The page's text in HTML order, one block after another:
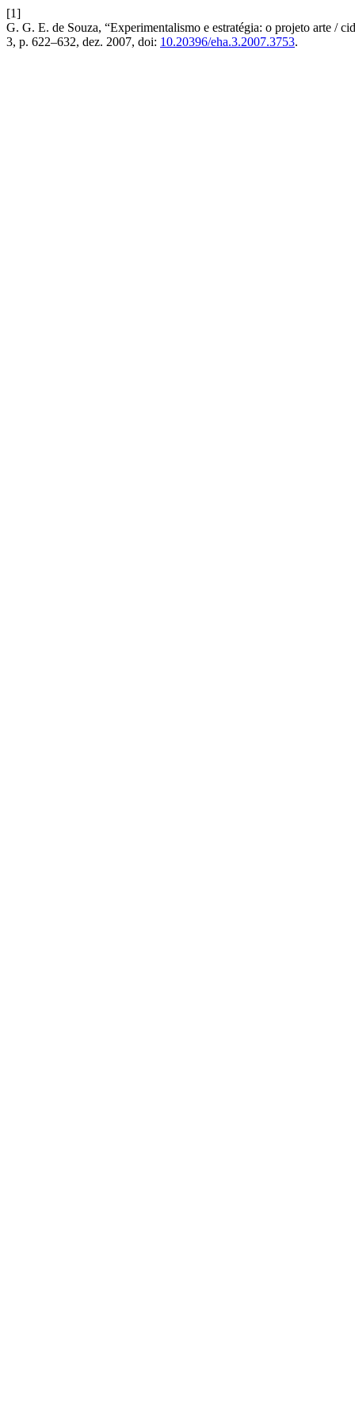
[1]
G. G. E. de Souza, “Experimentalismo e estratégia: o projeto arte /
3, p. 622–632, dez. 2007, doi: 10.20396/eha.3.2007.3753.